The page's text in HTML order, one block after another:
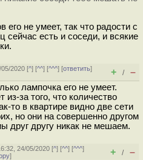
его не умеет, так что радости с
сейчас есть и соседи, и всякие
2020 [^] [^^] [^^^] [ответить]
+ / –
лампочка его не умеет.
из-за того, что количество
то в квартире видно две сети
но они на совершенно другом
друг другу никак не мешаем.
24/05/2020 [^] [^^] [^^^]
] + / –